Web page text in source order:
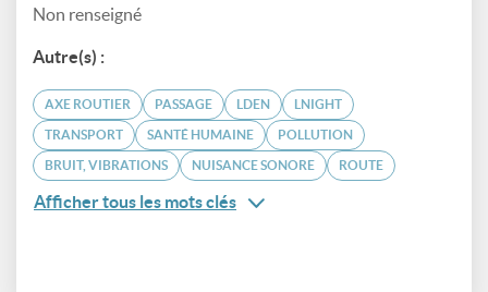
Non renseigné
Autre(s) :
AXE ROUTIER PASSAGE LDEN LNIGHT
TRANSPORT SANTÉ HUMAINE POLLUTION
BRUIT, VIBRATIONS NUISANCE SONORE ROUTE
Afficher tous les mots clés